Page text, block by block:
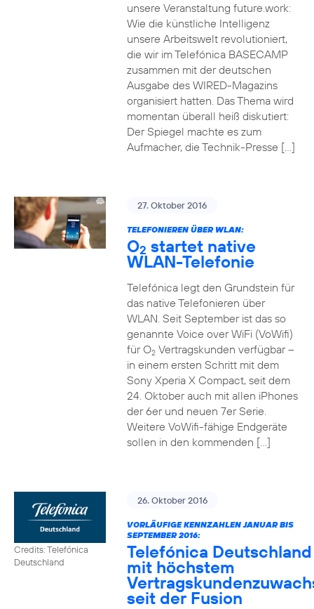
unsere Veranstaltung future.work:
Wie die künstliche Intelligenz
unsere Arbeitswelt revolutioniert,
die wir im Telefónica BASECAMP
zusammen mit der deutschen
Ausgabe des WIRED-Magazins
organisiert hatten. Das Thema wird
momentan überall heiß diskutiert:
Der Spiegel machte es zum
Aufmacher, die Technik-Presse […]
27. Oktober 2016
TELEFONIEREN ÜBER WLAN:
O2 startet native
WLAN-Telefonie
Telefónica legt den Grundstein für
das native Telefonieren über
WLAN. Seit September ist das so
genannte Voice over WiFi (VoWifi)
für O2Vertragskunden verfügbar –
in einem ersten Schritt mit dem
Sony Xperia X Compact, seit dem
24. Oktober auch mit allen iPhones
der 6er und neuen 7er Serie.
Weitere VoWifi-fähige Endgeräte
sollen in den kommenden […]
Credits: Telefónica
Deutschland
26. Oktober 2016
VORLÄUFIGE KENNZAHLEN JANUAR BIS
SEPTEMBER 2016:
Telefónica Deutschland
mit höchstem
seit der Fusion